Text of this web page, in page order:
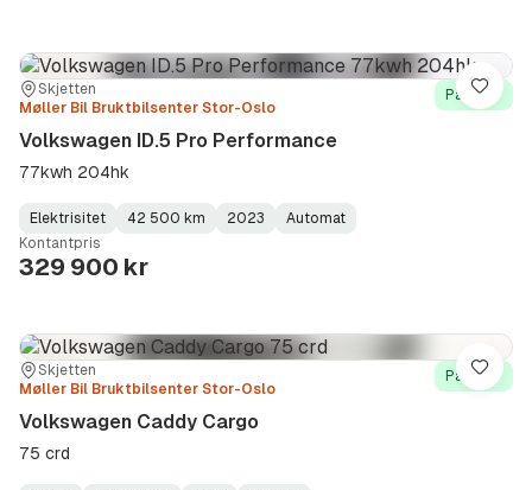
Sted:
Skjetten
Forhandler:
Møller Bil Bruktbilsenter Stor-Oslo
På lager
Volkswagen ID.5 Pro Performance
77kwh 204hk
Fuel
Type:
Elektrisitet
Kilometerstand:
42 500 km
Model
Year:
2023
Gearbox
Type:
Automat
Kontantpris
329 900 kr
Lagre
Sted:
Skjetten
Forhandler:
Møller Bil Bruktbilsenter Stor-Oslo
På lager
Volkswagen Caddy Cargo
75 crd
Lagre